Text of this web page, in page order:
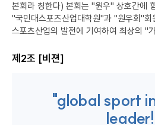
본회라 칭한다) 본회는 "원우" 상호간에
"국민대스포츠산업대학원"과 "원우회"회
스포츠산업의 발전에 기여하여 최상의 "
제2조 [비젼]
"global sport